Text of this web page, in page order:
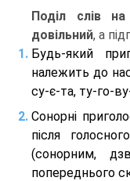
Поділ слів
довільний, а
Будь-який
належить до
су-є-та, ту-го-
Сонорні
після
(сонорним,
попереднього